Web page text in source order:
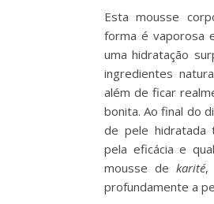
Esta mousse
forma é vaporosa
uma hidratação
ingredientes
além de ficar
bonita. Ao final do
de pele hidratada
pela eficácia e
mousse de karité,
profundamente a